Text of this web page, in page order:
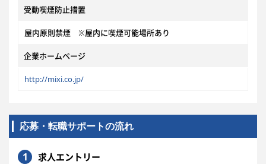
受動喫煙防止措置
屋内原則禁煙 ※屋内に喫煙可能場所あり
企業ホームページ
http://mixi.co.jp/
応募・転職サポートの流れ
1 求人エントリー